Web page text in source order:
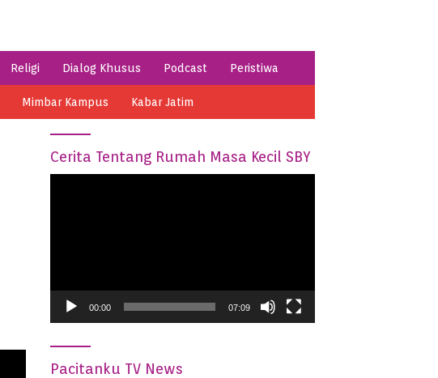
Religi Dialog Khusus Podcast Peristiwa
Mimbar Kampus Kabar Jatim
Cerita Tentang Rumah Masa Kecil SBY
00:00 07:09
Pacitanku TV News